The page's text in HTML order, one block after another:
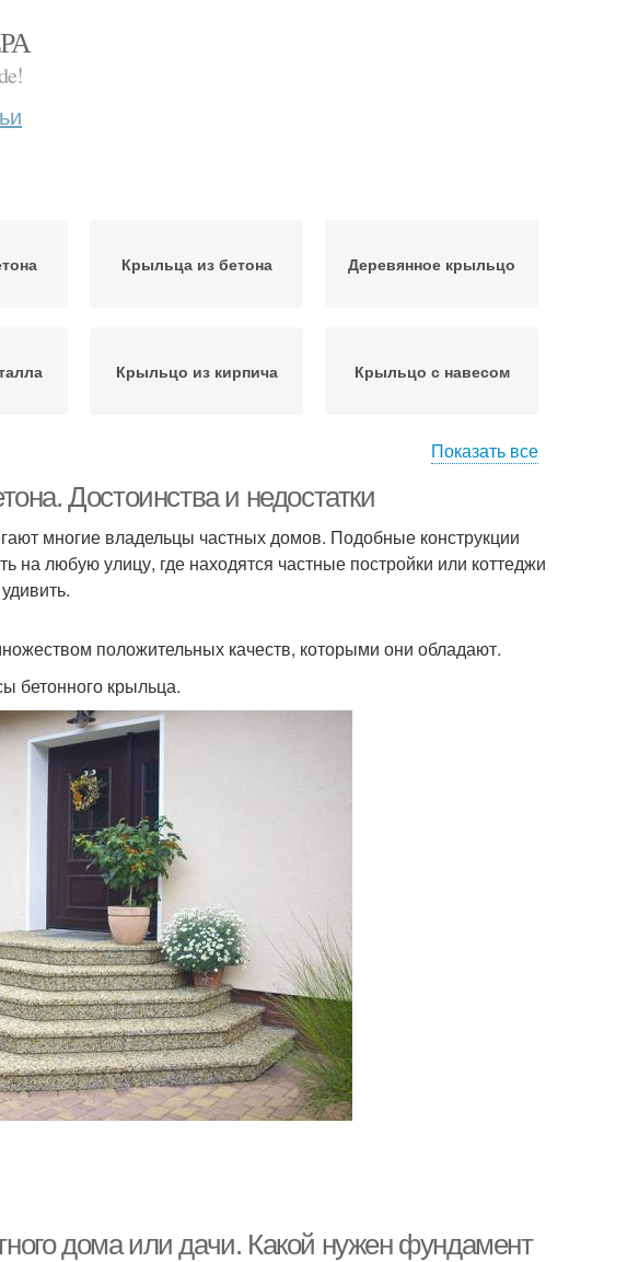
Крыльца из бетона Деревянное крыльцо
Крыльцо из кирпича Крыльцо с навесом
Показать все
Достоинства и недостатки
многие владельцы частных домов. Подобные конструкции
на любую улицу, где находятся частные постройки или коттеджи
положительных качеств, которыми они обладают.
бетонного крыльца.
дома или дачи. Какой нужен фундамент